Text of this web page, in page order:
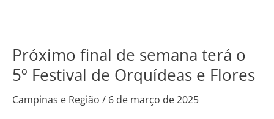
Próximo final de semana terá o
5º Festival de Orquídeas e Flores
Campinas e Região / 6 de março de 2025
Próximo
final
de
semana